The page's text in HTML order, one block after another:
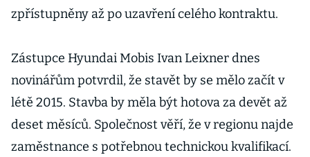
zpřístupněny až po uzavření celého kontraktu.
Zástupce Hyundai Mobis Ivan Leixner dnes
novinářům potvrdil, že stavět by se mělo začít v
létě 2015. Stavba by měla být hotova za devět až
deset měsíců. Společnost věří, že v regionu najde
zaměstnance s potřebnou technickou kvalifikací.